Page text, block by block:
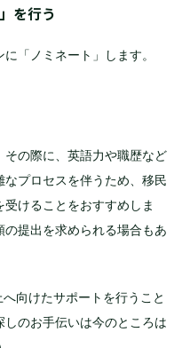
を行う
「ノミネート」します。
の際に、英語力や職歴など
プロセスを伴うため、移民
けることをおすすめしま
提出を求められる場合もあ
向けたサポートを行うこと
のお手伝いは今のところは